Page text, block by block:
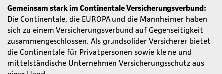
Gemeinsam stark im Continentale Versicherungsverbund:
Die Continentale, die EUROPA und die Mannheimer haben
sich zu einem Versicherungsverbund auf Gegenseitigkeit
zusammengeschlossen. Als grundsolider Versicherer bietet
die Continentale für Privatpersonen sowie kleine und
mittelständische Unternehmen Versicherungsschutz aus